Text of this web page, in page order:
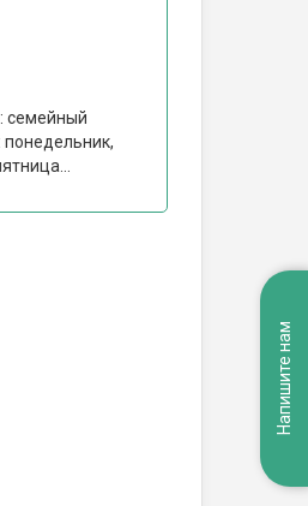
семейный
Напишите нам